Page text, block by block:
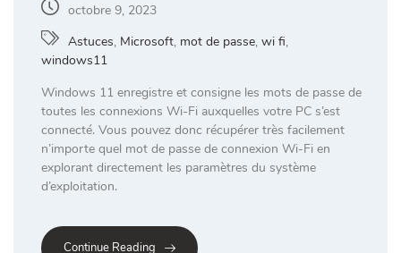
octobre 9, 2023
Astuces, Microsoft, mot de passe, wi fi,
windows11
Windows 11 enregistre et consigne les mots de passe de
toutes les connexions Wi-Fi auxquelles votre PC s’est
connecté. Vous pouvez donc récupérer très facilement
n’importe quel mot de passe de connexion Wi-Fi en
explorant directement les paramètres du système
d’exploitation.
Continue Reading